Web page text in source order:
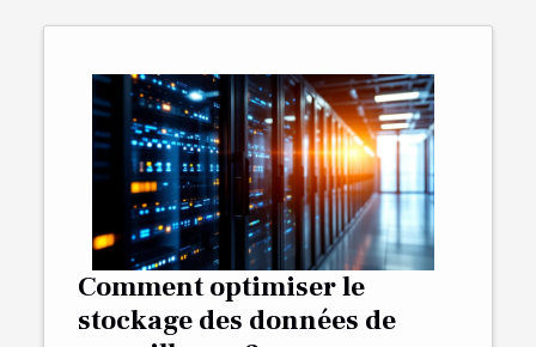
Comment optimiser le
stockage des données de